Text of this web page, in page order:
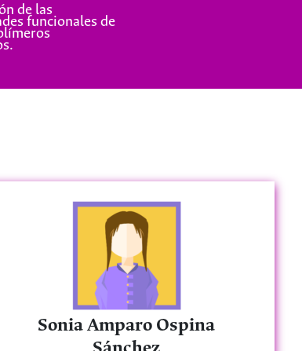
de las
funcionales de
Sonia Amparo Ospina